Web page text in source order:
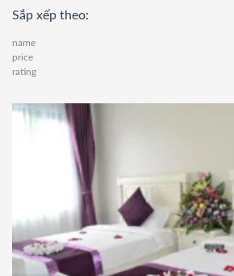
Sắp xếp theo:
name
price
rating